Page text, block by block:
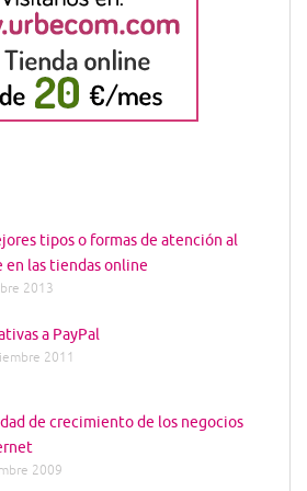
tipos o formas de atención al
las tiendas online
2013
a PayPal
2011
de crecimiento de los negocios
2009